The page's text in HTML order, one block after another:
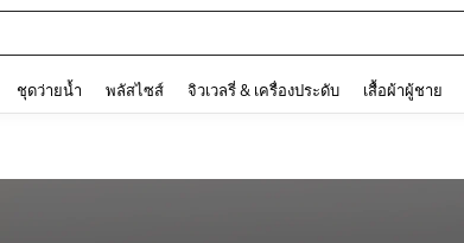
ชุดว่ายน้ำ พลัสไซส์ จิวเวลรี่ & เครื่องประดับ เสื้อผ้าผู้ชาย